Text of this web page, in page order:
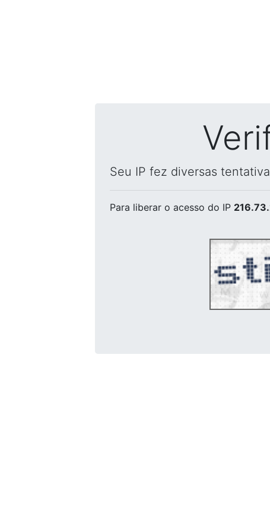
Seu IP fez diversas
Para liberar o acesso do IP